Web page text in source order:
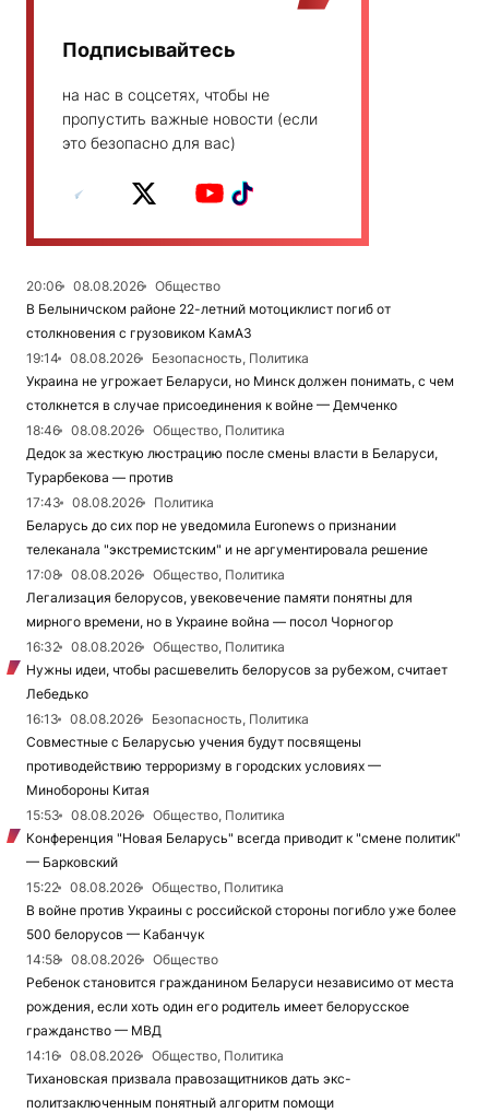
Подписывайтесь
на нас в соцсетях, чтобы не
пропустить важные новости (если
это безопасно для вас)
20:06 08.08.2026
Общество
В Белыничском районе 22-летний мотоциклист погиб от
столкновения с грузовиком КамАЗ
19:14
08.08.2026
Безопасность, Политика
Украина не угрожает Беларуси, но Минск должен понимать, с чем
столкнется в случае присоединения к войне — Демченко
18:46
08.08.2026
Общество, Политика
Дедок за жесткую люстрацию после смены власти в Беларуси,
Турарбекова — против
17:43
08.08.2026
Политика
Беларусь до сих пор не уведомила Euronews о признании
телеканала "экстремистским" и не аргументировала решение
17:08
08.08.2026
Общество, Политика
Легализация белорусов, увековечение памяти понятны для
мирного времени, но в Украине война — посол Чорногор
16:32
08.08.2026
Общество, Политика
Нужны идеи, чтобы расшевелить белорусов за рубежом, считает
Лебедько
16:13
08.08.2026
Безопасность, Политика
Совместные с Беларусью учения будут посвящены
противодействию терроризму в городских условиях —
Минобороны Китая
15:53
08.08.2026
Общество, Политика
Конференция "Новая Беларусь" всегда приводит к "смене политик"
— Барковский
15:22
08.08.2026
Общество, Политика
В войне против Украины с российской стороны погибло уже более
500 белорусов — Кабанчук
14:58
08.08.2026
Общество
Ребенок становится гражданином Беларуси независимо от места
рождения, если хоть один его родитель имеет белорусское
гражданство — МВД
14:16
08.08.2026
Общество, Политика
Тихановская призвала правозащитников дать экс-
политзаключенным понятный алгоритм помощи